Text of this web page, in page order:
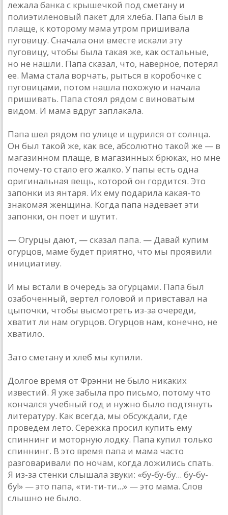
лежала банка с крышечкой под сметану и
полиэтиленовый пакет для хлеба. Папа был в
плаще, к которому мама утром пришивала
пуговицу. Сначала они вместе искали эту
пуговицу, чтобы была такая же, как остальные,
но не нашли. Папа сказал, что, наверное, потерял
ее. Мама стала ворчать, рыться в коробочке с
пуговицами, потом нашла похожую и начала
пришивать. Папа стоял рядом с виноватым
видом. И мама вдруг заплакала.
Папа шел рядом по улице и щурился от солнца.
Он был такой же, как все, абсолютно такой же — в
магазинном плаще, в магазинных брюках, но мне
почему-то стало его жалко. У папы есть одна
оригинальная вещь, которой он гордится. Это
запонки из янтаря. Их ему подарила какая-то
знакомая женщина. Когда папа надевает эти
запонки, он поет и шутит.
— Огурцы дают, — сказал папа. — Давай купим
огурцов, маме будет приятно, что мы проявили
инициативу.
И мы встали в очередь за огурцами. Папа был
озабоченный, вертел головой и привставал на
цыпочки, чтобы высмотреть из-за очереди,
хватит ли нам огурцов. Огурцов нам, конечно, не
хватило.
Зато сметану и хлеб мы купили.
Долгое время от Фрэнни не было никаких
известий. Я уже забыла про письмо, потому что
кончался учебный год и нужно было подтянуть
литературу. Как всегда, мы обсуждали, где
проведем лето. Сережка просил купить ему
спиннинг и моторную лодку. Папа купил только
спиннинг. В это время папа и мама часто
разговаривали по ночам, когда ложились спать.
Я из-за стенки слышала звуки: «бу-бу-бу... бу-бу-
бу!» — это папа, «ти-ти-ти...» — это мама. Слов
слышно не было.